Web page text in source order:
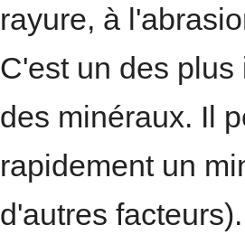
rayure, à
C'est un des
des minéraux. Il
rapidement un
d'autres